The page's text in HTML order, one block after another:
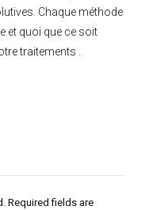
Chaque méthode
et quoi que ce soit
traitements .
Required fields are